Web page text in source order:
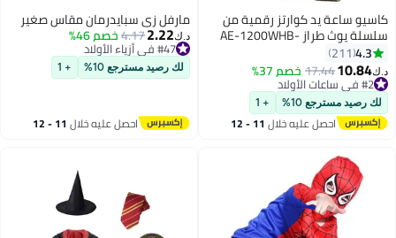
كاسيو ساعة يد كوارتز رقمية من
سلسلة يوث طراز AE-1200WHB-
أسود أولاد
4.3
211
د.ك‏10.84
17.44خصم 37%
#2 في ساعات الأولاد
#2 في ساعات الأولاد
لك رصيد مسترجع 10%
احصل عليه خلال 11 - 12
مارفل زي سبايدرمان مقاس صغير
د.ك‏2.22
4.17خصم 46%
#47 في أزياء الأولاد
#47 في أزياء الأولاد
لك رصيد مسترجع 10%
احصل عليه خلال 11 - 12